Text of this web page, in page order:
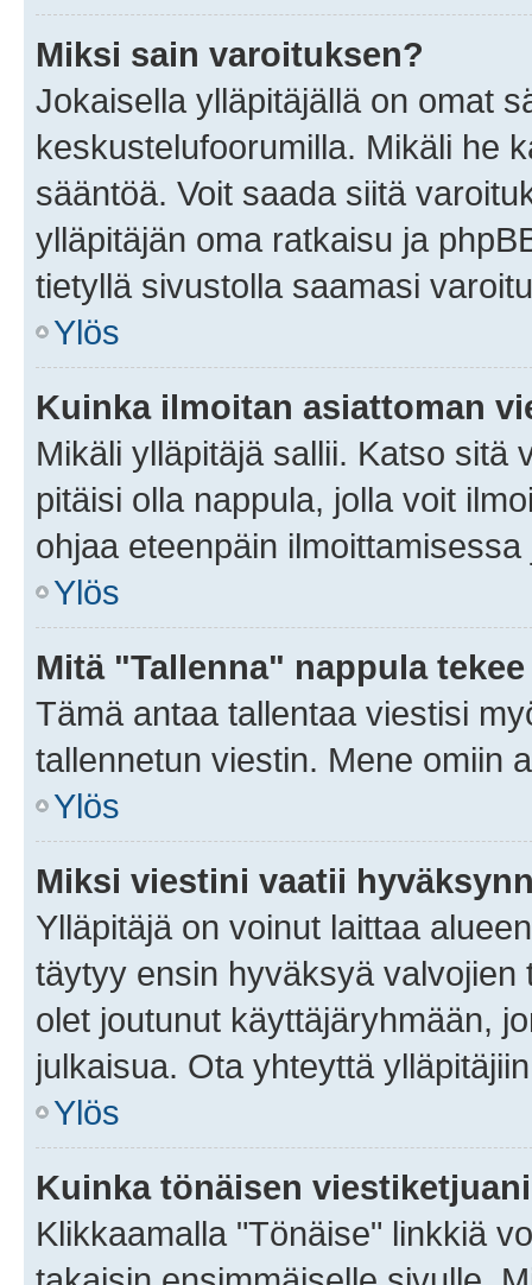
Miksi sain varoituksen?
Jokaisella ylläpitäjällä on omat
keskustelufoorumilla. Mikäli he
sääntöä. Voit saada siitä
ylläpitäjän oma ratkaisu ja
tietyllä sivustolla saamasi
Ylös
Kuinka ilmoitan asiattoman
Mikäli ylläpitäjä sallii. Katso sitä
pitäisi olla nappula, jolla voit
ohjaa eteenpäin
Ylös
Mitä "Tallenna" nappula
Tämä antaa tallentaa viestisi
tallennetun viestin. Mene omiin
Ylös
Miksi viestini vaatii
Ylläpitäjä on voinut laittaa
täytyy ensin hyväksyä
olet joutunut käyttäjäryhmään,
julkaisua. Ota yhteyttä
Ylös
Kuinka tönäisen
Klikkaamalla "Tönäise" linkkiä